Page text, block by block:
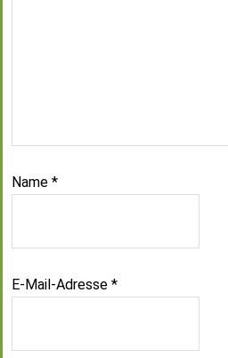
Name *
E-Mail-Adresse *